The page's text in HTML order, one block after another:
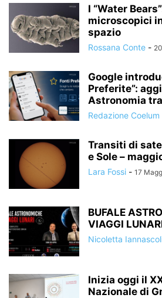
I “Water
microscopici
spazio
Rossana Conte -
Google
Preferite”:
Astronomia
Redazione Coelum
Transiti di
e Sole –
Lara Fossi - 17
BUFALE
VIAGGI
Nicoletta
Inizia oggi il
Nazionale di